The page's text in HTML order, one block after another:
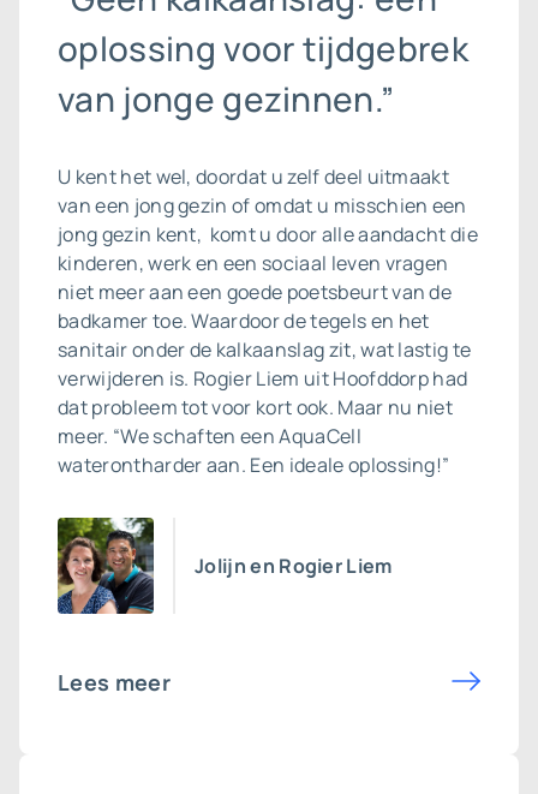
oplossing voor tijdgebrek
van jonge gezinnen.”
U kent het wel, doordat u zelf deel uitmaakt
van een jong gezin of omdat u misschien een
jong gezin kent, komt u door alle aandacht die
kinderen, werk en een sociaal leven vragen
niet meer aan een goede poetsbeurt van de
badkamer toe. Waardoor de tegels en het
sanitair onder de kalkaanslag zit, wat lastig te
verwijderen is. Rogier Liem uit Hoofddorp had
dat probleem tot voor kort ook. Maar nu niet
meer. “We schaften een AquaCell
waterontharder aan. Een ideale oplossing!”
Jolijn en Rogier Liem
Lees meer